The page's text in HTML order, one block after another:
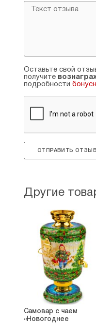
Оставьте свой
получите
подробности
ОТПРАВИТЬ ОТЗЫВ
Другие
Самовар с чаем
«Новогоднее